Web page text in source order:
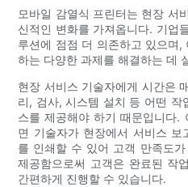
모바일 감열식 프린터는 현장 서
신적인 변화를 가져옵니다. 기업
루션에 점점 더 의존하고 있으며,
하는 다양한 과제를 해결하는 데
현장 서비스 기술자에게 시간은
리, 검사, 시스템 설치 등 어떤 작
스를 제공해야 하기 때문입니다.
면 기술자가 현장에서 서비스
를 인쇄할 수 있어 고객 만족도
제공함으로써 고객은 완료된 작
간편하게 진행할 수 있습니다.